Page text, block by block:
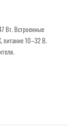
Вт. Встроенные
питание 10–32 В.